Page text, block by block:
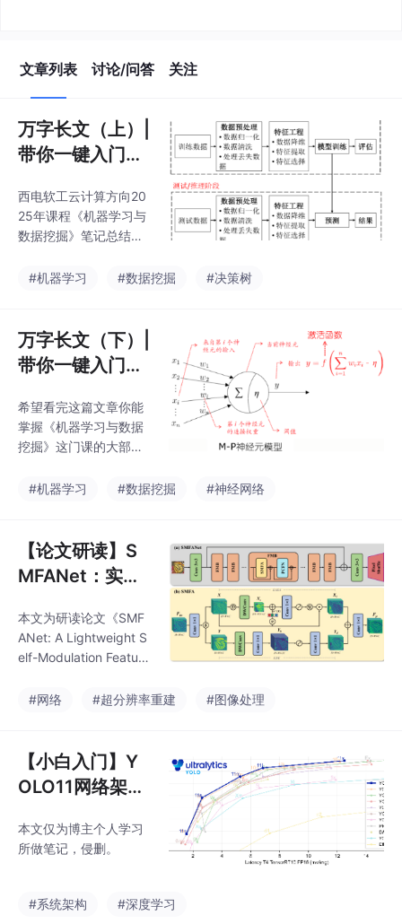
文章列表 讨论/问答 关注
万字长文（上）|
带你一键入门西
器学习与数据挖
掘》|绪论|数学
线性模型|决策树
西电软工云计算方向20
25年课程《机器学习与
数据挖掘》笔记总结
#机器学习
#数据挖掘 #决策树
万字长文（下）|
带你一键入门西
器学习与数据挖
掘》|神经网络|S
类方法
希望看完这篇文章你能
掌握《机器学习与数据
挖掘》这门课的大部分
#机器学习
#数据挖掘 #神经网络
【论文研读】S
MFANet：实现
轻量化网络架构
本文为研读论文《SMF
ANet: A Lightweight S
elf-Modulation Feature
for Efficient Image Su
高效超分辨率入门
#网络 #超分辨率重建 #图像处理
【小白入门】Y
OLO11网络架
损失函数
本文仅为博主个人学习
所做笔记，侵删。
#系统架构 #深度学习